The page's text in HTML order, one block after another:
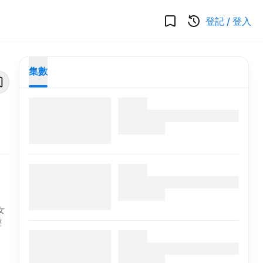
登記 / 登入
集數